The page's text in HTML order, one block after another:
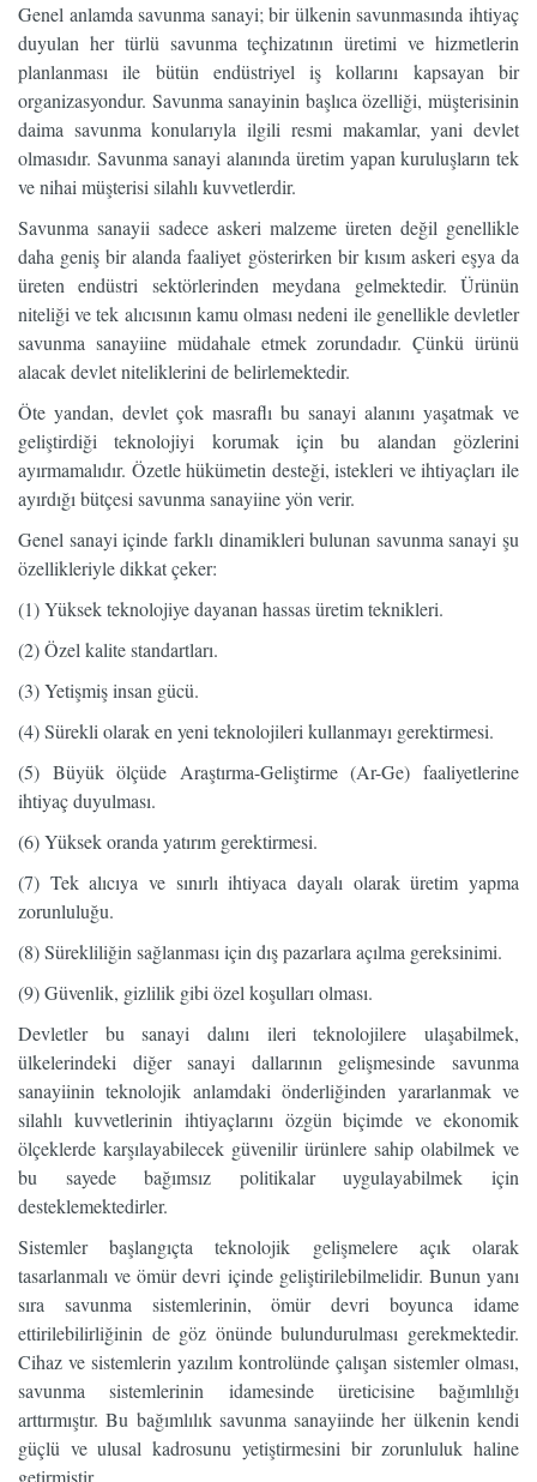
Genel anlamda savunma sanayi; bir ülkenin savunmasında ihtiyaç
duyulan her türlü savunma teçhizatının üretimi ve hizmetlerin
planlanması ile bütün endüstriyel iş kollarını kapsayan bir
organizasyondur. Savunma sanayinin başlıca özelliği, müşterisinin
daima savunma konularıyla ilgili resmi makamlar, yani devlet
olmasıdır. Savunma sanayi alanında üretim yapan kuruluşların tek
ve nihai müşterisi silahlı kuvvetlerdir.
Savunma sanayii sadece askeri malzeme üreten değil genellikle
daha geniş bir alanda faaliyet gösterirken bir kısım askeri eşya da
üreten endüstri sektörlerinden meydana gelmektedir. Ürünün
niteliği ve tek alıcısının kamu olması nedeni ile genellikle devletler
savunma sanayiine müdahale etmek zorundadır. Çünkü ürünü
alacak devlet niteliklerini de belirlemektedir.
Öte yandan, devlet çok masraflı bu sanayi alanını yaşatmak ve
geliştirdiği teknolojiyi korumak için bu alandan gözlerini
ayırmamalıdır. Özetle hükümetin desteği, istekleri ve ihtiyaçları ile
ayırdığı bütçesi savunma sanayiine yön verir.
Genel sanayi içinde farklı dinamikleri bulunan savunma sanayi şu
özellikleriyle dikkat çeker:
(1) Yüksek teknolojiye dayanan hassas üretim teknikleri.
(2) Özel kalite standartları.
(3) Yetişmiş insan gücü.
(4) Sürekli olarak en yeni teknolojileri kullanmayı gerektirmesi.
(5) Büyük ölçüde Araştırma-Geliştirme (Ar-Ge) faaliyetlerine
ihtiyaç duyulması.
(6) Yüksek oranda yatırım gerektirmesi.
(7) Tek alıcıya ve sınırlı ihtiyaca dayalı olarak üretim yapma
zorunluluğu.
(8) Sürekliliğin sağlanması için dış pazarlara açılma gereksinimi.
(9) Güvenlik, gizlilik gibi özel koşulları olması.
Devletler bu sanayi dalını ileri teknolojilere ulaşabilmek,
ülkelerindeki diğer sanayi dallarının gelişmesinde savunma
sanayiinin teknolojik anlamdaki önderliğinden yararlanmak ve
silahlı kuvvetlerinin ihtiyaçlarını özgün biçimde ve ekonomik
ölçeklerde karşılayabilecek güvenilir ürünlere sahip olabilmek ve
bu sayede bağımsız politikalar uygulayabilmek için
desteklemektedirler.
Sistemler başlangıçta teknolojik gelişmelere açık olarak
tasarlanmalı ve ömür devri içinde geliştirilebilmelidir. Bunun yanı
sıra savunma sistemlerinin, ömür devri boyunca idame
ettirilebilirliğinin de göz önünde bulundurulması gerekmektedir.
Cihaz ve sistemlerin yazılım kontrolünde çalışan sistemler olması,
savunma sistemlerinin idamesinde üreticisine bağımlılığı
arttırmıştır. Bu bağımlılık savunma sanayiinde her ülkenin kendi
güçlü ve ulusal kadrosunu yetiştirmesini bir zorunluluk haline